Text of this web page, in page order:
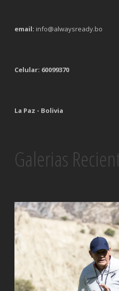
email: info@alwaysready.bo
Celular: 60099370
La Paz - Bolivia
Galerias